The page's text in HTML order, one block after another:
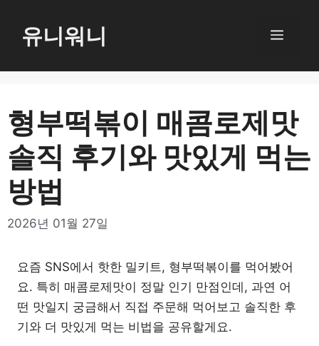
로
기
유니워니 메
형부떡볶이 매콤로제맛
솔직 후기와 맛있게 먹는
방법
2026년 01월 27일
요즘 SNS에서 핫한 밀키트, 형부떡볶이를 먹어봤어
요. 특히 매콤로제맛이 정말 인기 만점인데, 과연 어
떤 맛일지 궁금해서 직접 주문해 먹어보고 솔직한 후
기와 더 맛있게 먹는 비법을 공유할게요.